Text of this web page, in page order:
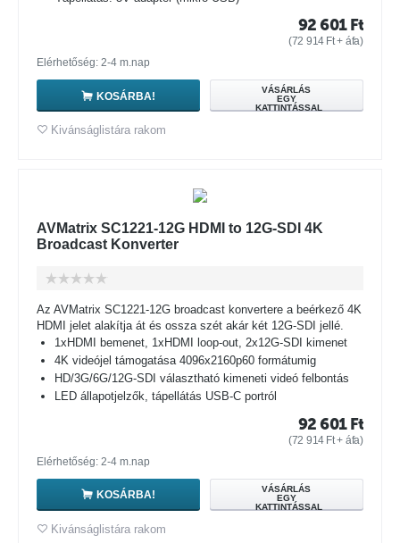
92 601 Ft
(72 914 Ft+ áfa)
Elérhetőség: 2-4 m.nap
KOSÁRBA!
VÁSÁRLÁS
EGY
KATTINTÁSSAL
Kivánságlistára rakom
AVMatrix SC1221-12G HDMI to 12G-SDI 4K
Broadcast Konverter
Az AVMatrix SC1221-12G broadcast konvertere a beérkező 4K
HDMI jelet alakítja át és ossza szét akár két 12G-SDI jellé.
1xHDMI bemenet, 1xHDMI loop-out, 2x12G-SDI kimenet
4K videójel támogatása 4096x2160p60 formátumig
HD/3G/6G/12G-SDI választható kimeneti videó felbontás
LED állapotjelzők, tápellátás USB-C portról
92 601 Ft
(72 914 Ft+ áfa)
Elérhetőség: 2-4 m.nap
KOSÁRBA!
VÁSÁRLÁS
EGY
KATTINTÁSSAL
Kivánságlistára rakom